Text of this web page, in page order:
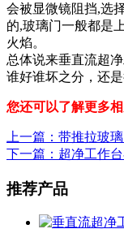
会被显微镜阻挡,选
的,玻璃门一般都是
火焰。
总体说来垂直流超
谁好谁坏之分，还
您还可以了解更多
上一篇：带推拉玻
下一篇：超净工作
推荐产品